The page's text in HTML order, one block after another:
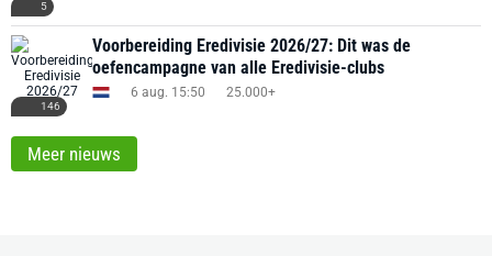
5
146
Voorbereiding Eredivisie 2026/27: Dit was de
oefencampagne van alle Eredivisie-clubs
6 aug. 15:50 25.000+
Meer nieuws